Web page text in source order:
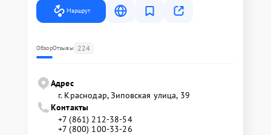
Маршрут
ОбзорОтзывы 224
Адрес
г. Краснодар, Зиповская улица, 39
Контакты
+7 (861) 212-38-54
+7 (800) 100-33-26